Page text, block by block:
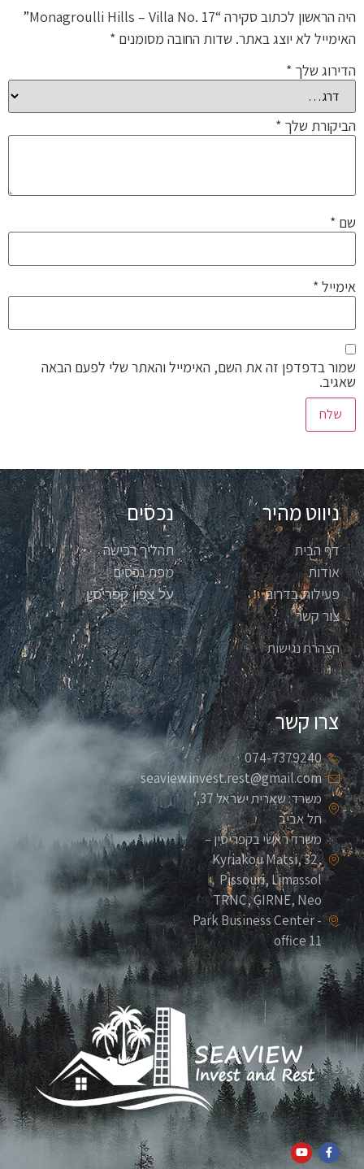
היה הראשון לכתוב סקירה “Monagroulli Hills – Villa No. 17”
האימייל לא יוצג באתר. שדות החובה מסומנים *
הדירוג שלך *
הביקורת שלך *
שם *
אימייל *
שמור בדפדפן זה את השם, האימייל והאתר שלי לפעם הבאה
שאגיב.
ניווט מהיר
דף הבית
אודות
פעילות בדרום
צור קשר
הצהרת נגישות
נכסים
תהליך רכישה
מפת נכסים
על צפון קפריסין
צרו קשר
074-7379240
seaview.invest.rest@gmail.com
משרד: שארית ישראל 37,
תל אביב
משרד ראשי בקפריסין –
Kyriakou Matsi, 32,
Pissouri, Limassol
TRNC, GIRNE, Neo
Park Business Center -
office 11